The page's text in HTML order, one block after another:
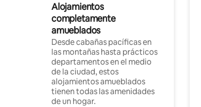
Alojamientos
completamente
amueblados
Desde cabañas pacíficas en
las montañas hasta prácticos
departamentos en el medio
de la ciudad, estos
alojamientos amueblados
tienen todas las amenidades
de un hogar.